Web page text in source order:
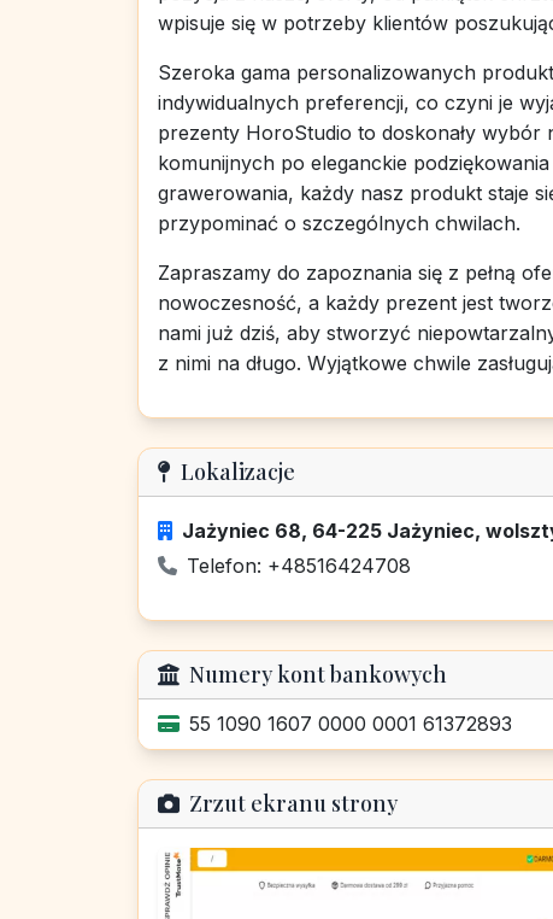
wpisuje się w potrzeby klientów
Szeroka gama personalizowanych
indywidualnych preferencji, co czyni je
prezenty HoroStudio to doskonały wybór
komunijnych po eleganckie
grawerowania, każdy nasz produkt staje
przypominać o szczególnych chwilach.
Zapraszamy do zapoznania się z pełną
nowoczesność, a każdy prezent jest
nami już dziś, aby stworzyć
z nimi na długo. Wyjątkowe chwile
Lokalizacje
Jażyniec 68, 64-225 Jażyniec,
Telefon: +48516424708
Numery kont bankowych
55 1090 1607 0000 0001 61372893
Zrzut ekranu strony